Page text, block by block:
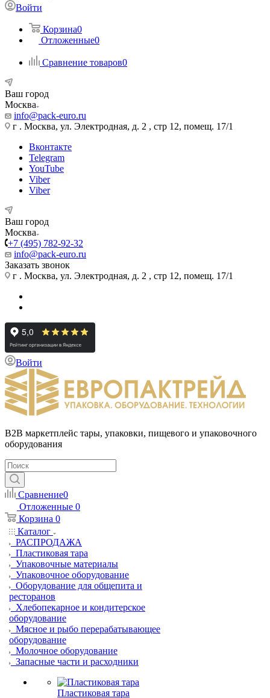
Войти
Корзина0
Отложенные0
Сравнение товаров0
Ваш город
Москва
info@pack-euro.ru
г . Москва, ул. Электродная, д. 2 , стр 12, помещ. 17/1
Вконтакте
Telegram
YouTube
Viber
Viber
Ваш город
Москва
+7 (495) 782-92-32
info@pack-euro.ru
Заказать звонок
г . Москва, ул. Электродная, д. 2 , стр 12, помещ. 17/1
Войти
B2B маркетплейс тары, упаковки, пищевого и упаковочного
оборудования
Сравнение0
Отложенные 0
Корзина 0
Каталог
РАСПРОДАЖА
Пластиковая тара
Упаковочные материалы
Упаковочное оборудование
Оборудование для общепита и
ресторанов
Хлебопекарное и кондитерское
оборудование
Мясное и рыбо перерабатывающее
оборудование
Молочное оборудование
Запасные части и расходники
Пластиковая тара